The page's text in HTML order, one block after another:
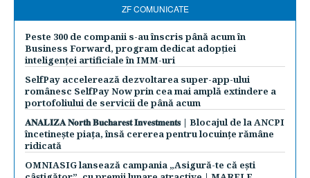
ZF COMUNICATE
Peste 300 de companii s-au înscris până acum în
Business Forward, program dedicat adopției
inteligenței artificiale în IMM-uri
SelfPay accelerează dezvoltarea super-app-ului
românesc SelfPay Now prin cea mai amplă extindere a
portofoliului de servicii de până acum
𝐀𝐍𝐀𝐋𝐈𝐙𝐀 𝐍𝐨𝐫𝐭𝐡 𝐁𝐮𝐜𝐡𝐚𝐫𝐞𝐬𝐭 𝐈𝐧𝐯𝐞𝐬𝐭𝐦𝐞𝐧𝐭𝐬 | Blocajul de la ANCPI
încetinește piața, însă cererea pentru locuințe rămâne
ridicată
OMNIASIG lansează campania „Asigură-te că ești